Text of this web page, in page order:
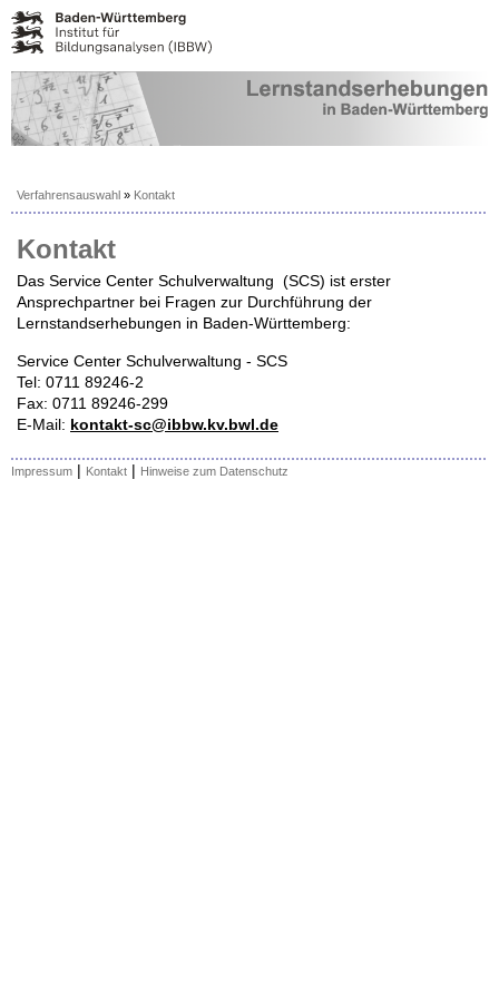
Verfahrensauswahl » Kontakt
Kontakt
Das Service Center Schulverwaltung (SCS) ist erster
Ansprechpartner bei Fragen zur Durchführung der
Lernstandserhebungen in Baden-Württemberg:
Service Center Schulverwaltung - SCS
Tel: 0711 89246-2
Fax: 0711 89246-299
E-Mail: kontakt-sc@ibbw.kv.bwl.de
Impressum | Kontakt | Hinweise zum Datenschutz